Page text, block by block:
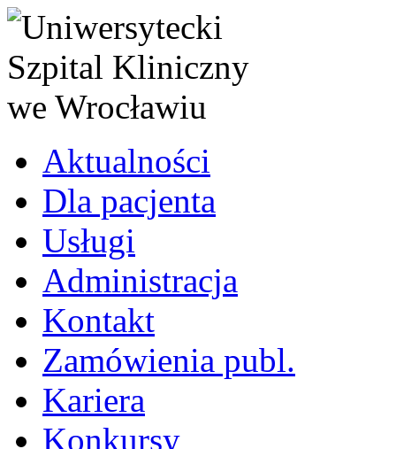
Aktualności
Dla pacjenta
Usługi
Administracja
Kontakt
Zamówienia publ.
Kariera
Konkursy